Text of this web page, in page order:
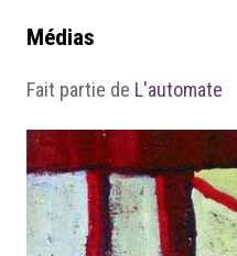
Médias
Fait partie de L'automate